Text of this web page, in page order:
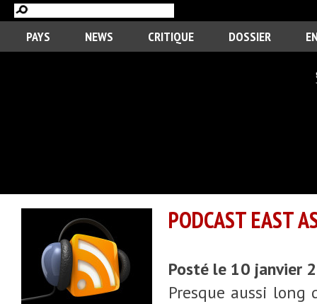
PAYS NEWS CRITIQUE DOSSIER
PODCAST EAST
Posté le 10 janvier
Presque aussi